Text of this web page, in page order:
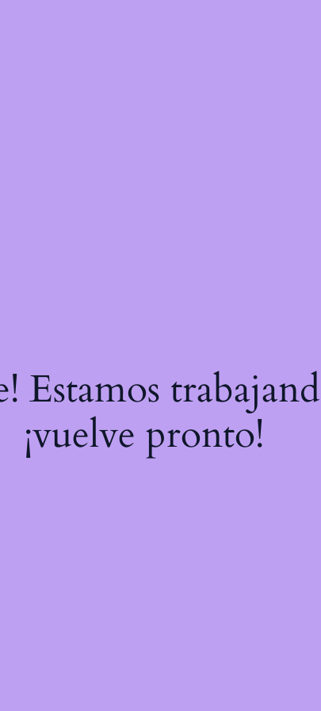
Estamos
¡vuelve pronto!